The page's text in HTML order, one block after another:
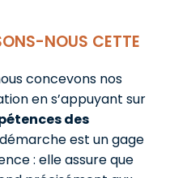
NOUS CETTE
concevons nos
en s’appuyant sur
des
est un gage
: elle assure que